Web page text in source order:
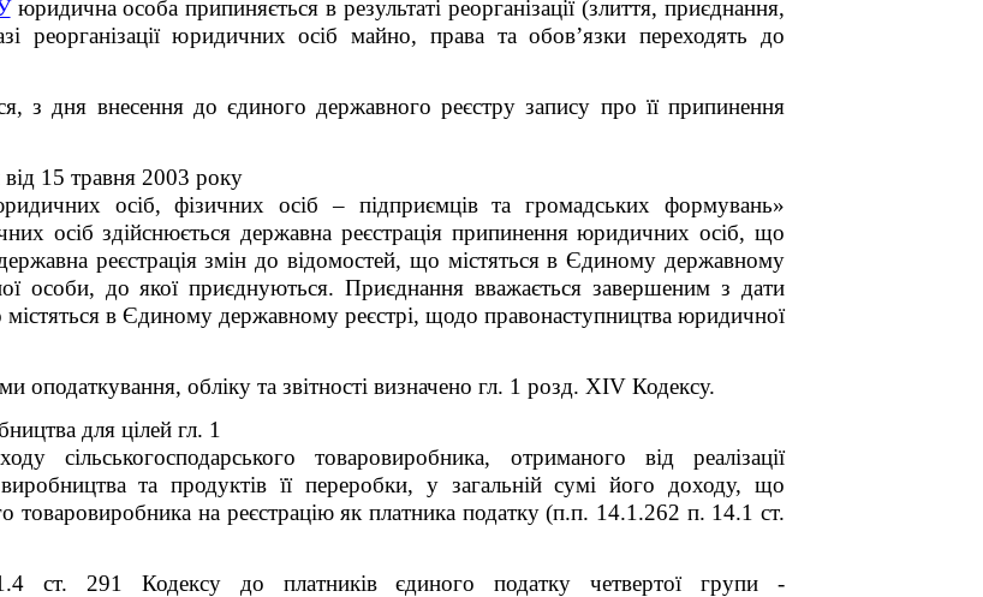
юридична особа припиняється в результаті реорганізації (злиття, приєднання,
реорганізації юридичних осіб майно, права та обов’язки переходять до
дня внесення до єдиного державного реєстру запису про її припинення
15 травня 2003 року
осіб, фізичних осіб – підприємців та громадських формувань»
осіб здійснюється державна реєстрація припинення юридичних осіб, що
реєстрація змін до відомостей, що містяться в Єдиному державному
особи, до якої приєднуються. Приєднання вважається завершеним з дати
містяться в Єдиному державному реєстрі, щодо правонаступництва юридичної
оподаткування, обліку та звітності визначено гл. 1 розд. XIV Кодексу.
для цілей гл. 1
товаровиробника, отриманого від реалізації
виробництва та продуктів її переробки, у загальній сумі його доходу, що
товаровиробника на реєстрацію як платника податку (п.п. 14.1.262 п. 14.1 ст.
291 Кодексу до платників єдиного податку четвертої групи -